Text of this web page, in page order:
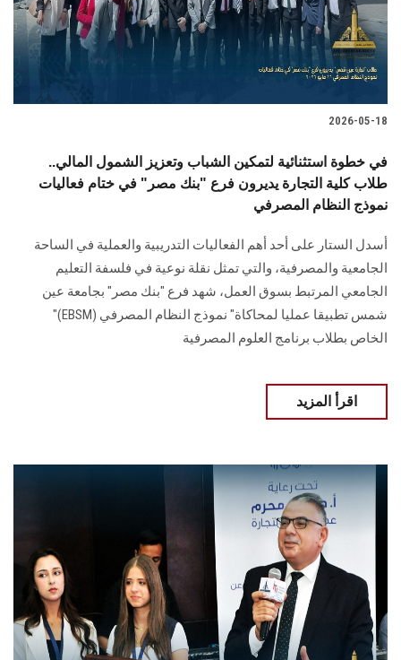
2026-05-18
في خطوة استثنائية لتمكين الشباب وتعزيز الشمول المالي..
طلاب كلية التجارة يديرون فرع "بنك مصر" في ختام فعاليات
نموذج النظام المصرفي
أسدل الستار على أحد أهم الفعاليات التدريبية والعملية في الساحة
الجامعية والمصرفية، والتي تمثل نقلة نوعية في فلسفة التعليم
الجامعي المرتبط بسوق العمل، شهد فرع "بنك مصر" بجامعة عين
شمس تطبيقا عمليا لمحاكاة" نموذج النظام المصرفي (EBSM)"
الخاص بطلاب برنامج العلوم المصرفية
اقرأ المزيد